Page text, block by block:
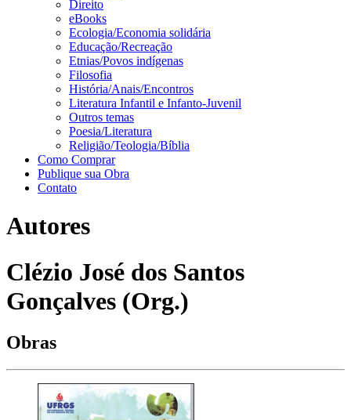
Direito
eBooks
Ecologia/Economia solidária
Educação/Recreação
Etnias/Povos indígenas
Filosofia
História/Anais/Encontros
Literatura Infantil e Infanto-Juvenil
Outros temas
Poesia/Literatura
Religião/Teologia/Bíblia
Como Comprar
Publique sua Obra
Contato
Autores
Clézio José dos Santos
Gonçalves (Org.)
Obras